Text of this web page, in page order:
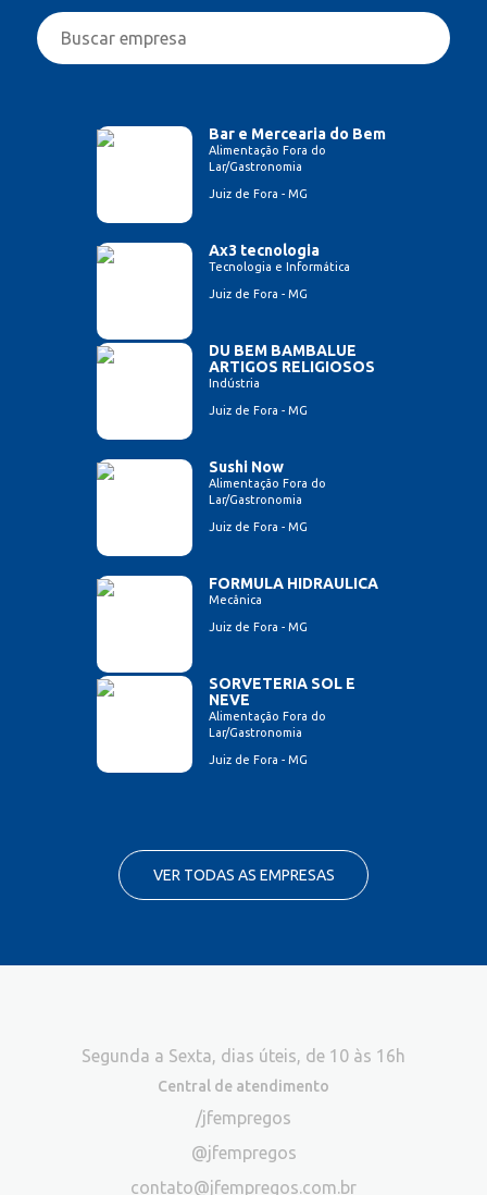
Bar e Mercearia do Bem
Alimentação Fora do
Lar/Gastronomia
Juiz de Fora - MG
Ax3 tecnologia
Tecnologia e Informática
Juiz de Fora - MG
DU BEM BAMBALUE
ARTIGOS RELIGIOSOS
Indústria
Juiz de Fora - MG
Sushi Now
Alimentação Fora do
Lar/Gastronomia
Juiz de Fora - MG
FORMULA HIDRAULICA
Mecânica
Juiz de Fora - MG
SORVETERIA SOL E
NEVE
Alimentação Fora do
Lar/Gastronomia
Juiz de Fora - MG
VER TODAS AS EMPRESAS
Segunda a Sexta, dias úteis, de 10 às 16h
Central de atendimento
/jfempregos
@jfempregos
contato@jfempregos.com.br